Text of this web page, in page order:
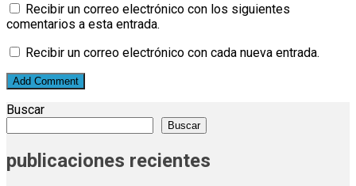
Recibir un correo electrónico con los siguientes
comentarios a esta entrada.
Recibir un correo electrónico con cada nueva entrada.
Buscar
Buscar
publicaciones recientes